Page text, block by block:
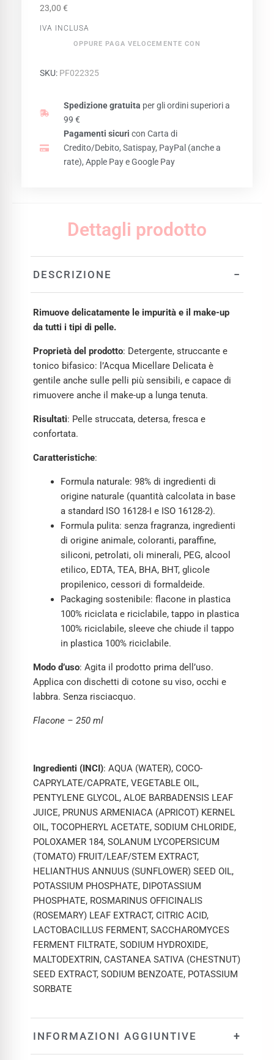
23,00 €
IVA INCLUSA
OPPURE PAGA VELOCEMENTE CON
SKU: PF022325
Spedizione gratuita per gli ordini superiori a
99 €
Pagamenti sicuri con Carta di
Credito/Debito, Satispay, PayPal (anche a
rate), Apple Pay e Google Pay
Dettagli prodotto
DESCRIZIONE −
Rimuove delicatamente le impurità e il make-up
da tutti i tipi di pelle.
Proprietà del prodotto: Detergente, struccante e
tonico bifasico: l’Acqua Micellare Delicata è
gentile anche sulle pelli più sensibili, e capace di
rimuovere anche il make-up a lunga tenuta.
Risultati: Pelle struccata, detersa, fresca e
confortata.
Caratteristiche:
Formula naturale: 98% di ingredienti di
origine naturale (quantità calcolata in base
a standard ISO 16128-I e ISO 16128-2).
Formula pulita: senza fragranza, ingredienti
di origine animale, coloranti, paraffine,
siliconi, petrolati, oli minerali, PEG, alcool
etilico, EDTA, TEA, BHA, BHT, glicole
propilenico, cessori di formaldeide.
Packaging sostenibile: flacone in plastica
100% riciclata e riciclabile, tappo in plastica
100% riciclabile, sleeve che chiude il tappo
in plastica 100% riciclabile.
Modo d’uso: Agita il prodotto prima dell’uso.
Applica con dischetti di cotone su viso, occhi e
labbra. Senza risciacquo.
Flacone – 250 ml
Ingredienti (INCI): AQUA (WATER), COCO-
CAPRYLATE/CAPRATE, VEGETABLE OIL,
PENTYLENE GLYCOL, ALOE BARBADENSIS LEAF
JUICE, PRUNUS ARMENIACA (APRICOT) KERNEL
OIL, TOCOPHERYL ACETATE, SODIUM CHLORIDE,
POLOXAMER 184, SOLANUM LYCOPERSICUM
(TOMATO) FRUIT/LEAF/STEM EXTRACT,
HELIANTHUS ANNUUS (SUNFLOWER) SEED OIL,
POTASSIUM PHOSPHATE, DIPOTASSIUM
PHOSPHATE, ROSMARINUS OFFICINALIS
(ROSEMARY) LEAF EXTRACT, CITRIC ACID,
LACTOBACILLUS FERMENT, SACCHAROMYCES
FERMENT FILTRATE, SODIUM HYDROXIDE,
MALTODEXTRIN, CASTANEA SATIVA (CHESTNUT)
SEED EXTRACT, SODIUM BENZOATE, POTASSIUM
SORBATE
INFORMAZIONI AGGIUNTIVE +